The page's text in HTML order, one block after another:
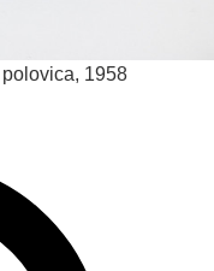
1958